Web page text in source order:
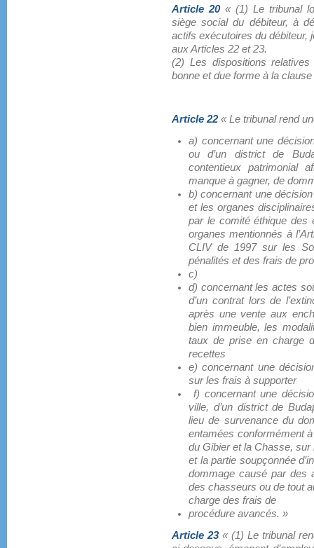
Article 20« (1) Le tribunal
siège social du débiteur, à
actifs exécutoires du débiteur,
aux Articles 22 et 23.
(2) Les dispositions relatives
bonne et due forme à la
Article 22« Le tribunal rend
a) concernant une
ou d’un district de
contentieux patrimonial
manque à gagner, de
b) concernant une
et les organes
par le comité éthique des
organes mentionnés à
CLIV de 1997 sur les
pénalités et des frais de
c)
d) concernant les actes
d’un contrat lors de
après une vente aux
bien immeuble, les
taux de prise en charge
recettes
e) concernant une
sur les frais à supporter
f) concernant une
ville, d’un district de
lieu de survenance du
entamées conformément
du Gibier et la Chasse, sur
et la partie soupçonnée
dommage causé par des
des chasseurs ou de tout
charge des frais de
procédure avancés. »
Article 23« (1) Le tribunal